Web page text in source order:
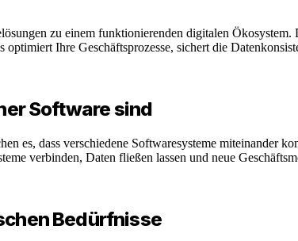
zu einem funktionierenden digitalen
Ihre Geschäftsprozesse, sichert die
Software sind
es, dass verschiedene Softwaresysteme miteinander
verbinden, Daten fließen lassen und neue
Bedürfnisse